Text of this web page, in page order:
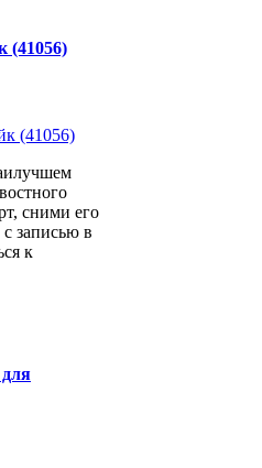
(41056)
сними его
записью в
к